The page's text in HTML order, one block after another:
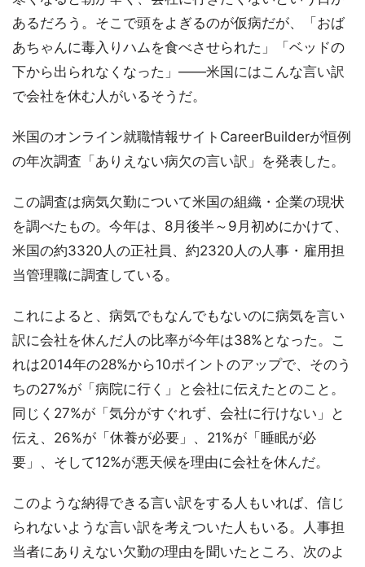
あるだろう。そこで頭をよぎるのが仮病だが、「おば
あちゃんに毒入りハムを食べさせられた」「ベッドの
下から出られなくなった」――米国にはこんな言い訳
で会社を休む人がいるそうだ。
米国のオンライン就職情報サイトCareerBuilderが恒例
の年次調査「ありえない病欠の言い訳」を発表した。
この調査は病気欠勤について米国の組織・企業の現状
を調べたもの。今年は、8月後半～9月初めにかけて、
米国の約3320人の正社員、約2320人の人事・雇用担
当管理職に調査している。
これによると、病気でもなんでもないのに病気を言い
訳に会社を休んだ人の比率が今年は38%となった。こ
れは2014年の28%から10ポイントのアップで、そのう
ちの27%が「病院に行く」と会社に伝えたとのこと。
同じく27%が「気分がすぐれず、会社に行けない」と
伝え、26%が「休養が必要」、21%が「睡眠が必
要」、そして12%が悪天候を理由に会社を休んだ。
このような納得できる言い訳をする人もいれば、信じ
られないような言い訳を考えついた人もいる。人事担
当者にありえない欠勤の理由を聞いたところ、次のよ